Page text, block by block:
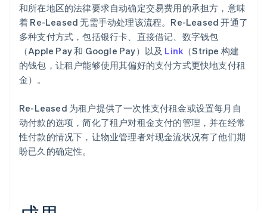
和所在地区的法律要求自动确定交易费用的承担方，意味
着 Re-Leased 无需手动处理该流程。Re-Leased 开通了
多种支付方式，包括银行卡、直接借记、数字钱包
（Apple Pay 和 Google Pay）以及 Link （Stripe 构建
的钱包，让租户能够使用其偏好的支付方式更快地支付租
金）。
Re-Leased 为租户提供了一次性支付租金或设置每月自
动付款的选项，简化了租户对租金支付的管理，并在经常
性付款的情况下，让物业管理者对现金流状况有了他们期
盼已久的确定性。